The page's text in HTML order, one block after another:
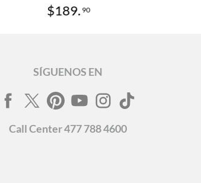
$189. 90
SÍGUENOS EN
CallCenter477 788 4600